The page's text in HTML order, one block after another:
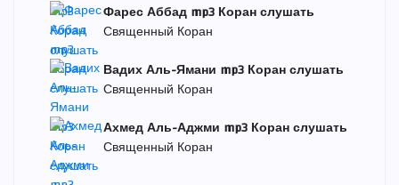
Фарес Аббад mp3 Коран слушать
Священный Коран
Вадих Аль-Ямани mp3 Коран слушать
Священный Коран
Ахмед Аль-Аджми mp3 Коран слушать
Священный Коран